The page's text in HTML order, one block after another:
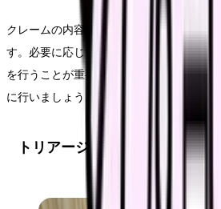
クレームの内容を正確に理解したら、具
す。必要に応じて上司や関連部署と連携
を行うことが重要です。また、再発防止
に行いましょう。
トリアージの実践と緊急度判断